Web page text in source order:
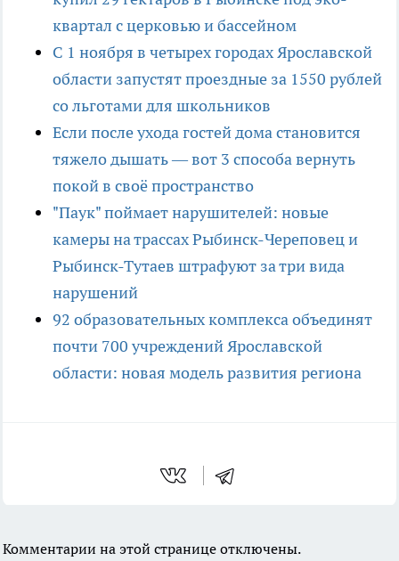
квартал с церковью и бассейном
С 1 ноября в четырех городах Ярославской
области запустят проездные за 1550 рублей
со льготами для школьников
Если после ухода гостей дома становится
тяжело дышать — вот 3 способа вернуть
покой в своё пространство
"Паук" поймает нарушителей: новые
камеры на трассах Рыбинск-Череповец и
Рыбинск-Тутаев штрафуют за три вида
нарушений
92 образовательных комплекса объединят
почти 700 учреждений Ярославской
области: новая модель развития региона
Комментарии на этой странице отключены.